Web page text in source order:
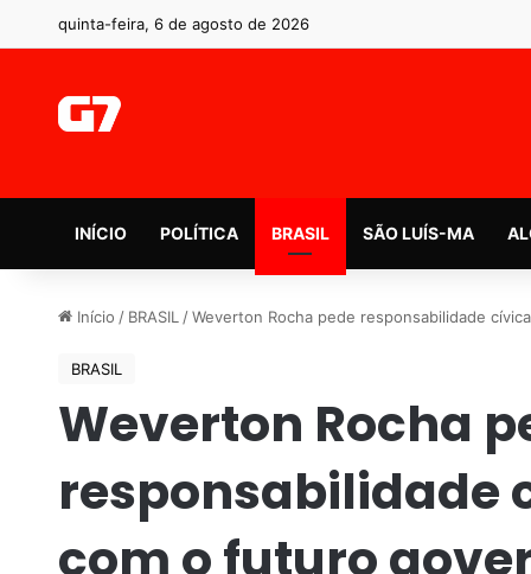
quinta-feira, 6 de agosto de 2026
INÍCIO POLÍTICA BRASIL SÃO LUÍS-MA
Início / BRASIL / Weverton Rocha pede responsabilidade
BRASIL
Weverton Rocha
responsabilidade
com o futuro